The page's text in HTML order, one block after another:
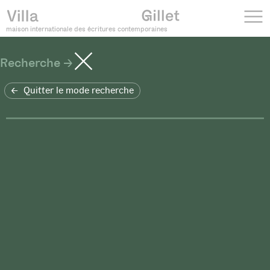
maison internationale des écritures contemporaines
Recherche
Quitter le mode recherche